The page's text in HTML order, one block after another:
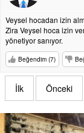
Veysel hocadan izin
Zira Veysel hoca izin
yönetiyor sanıyor.
Beğendim (7)
İlk Önceki